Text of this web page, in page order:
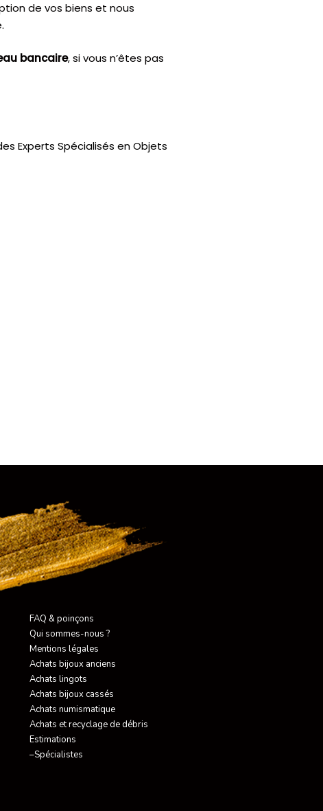
de vos biens et nous
bancaire, si vous n’êtes pas
Experts Spécialisés en Objets
FAQ & poinçons
Qui sommes-nous ?
Mentions légales
Achats bijoux anciens
Achats lingots
Achats bijoux cassés
Achats numismatique
Achats et recyclage de débris
Estimations
–Spécialistes